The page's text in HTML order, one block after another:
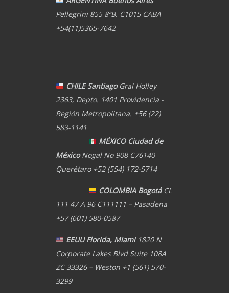
Pellegrini 855 8ªB. C1015 CABA
+54(11)5365-7642
CHILE Santiago Gral Holley
2363, Depto. 1401 Providencia -
Región Metropolitana. +56 (22)
583-1141
MÉXICO Ciudad de
MéxicoNogal No 908 C76140
Querétaro +52 (554) 172-5714
COLOMBIA BogotáCL
111 47 A 96 C111111 – Pasadena
+57 (601) 580-0587
EEUU Florida, Miami1820 N
Corporate Lakes Blvd Suite 108A
ZC 33326 – Weston +1 (561) 570-
3299